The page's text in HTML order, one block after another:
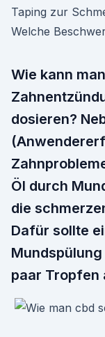
Taping zur
Welche
Wie kann
dosieren?
Öl durch
die
Dafür sollte
paar Tropfen